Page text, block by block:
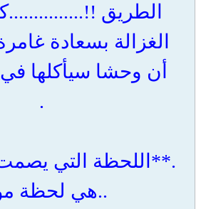
الطريق
الغزالة بسعادة
أن وحشا سيأكلها
.
.**اللحظة التي يصمت
..هي لحظة